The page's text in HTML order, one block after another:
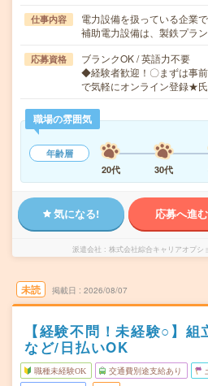
仕事内容
電力設備を扱っている企業
補助電力設備は、製鉄プラ
応募資格
ブランクOK / 英語力不要
◆経験者歓迎！〇まずは事
で気軽にオンライン登録★
職場の雰囲気
年齢層
20代
30代
気になる! 応募へ進む
派遣会社 株式会社綜合キャリアオプシ
未読 掲載日 2026/08/07
【経験不問！未経験○】
など/日払いOK
職種未経験OK 交通費別途支給あり